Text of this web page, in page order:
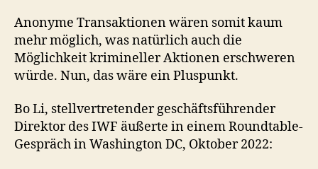
Anonyme Transaktionen wären somit kaum
mehr möglich, was natürlich auch die
Möglichkeit krimineller Aktionen erschweren
würde. Nun, das wäre ein Pluspunkt.
Bo Li, stellvertretender geschäftsführender
Direktor des IWF äußerte in einem Roundtable-
Gespräch in Washington DC, Oktober 2022: